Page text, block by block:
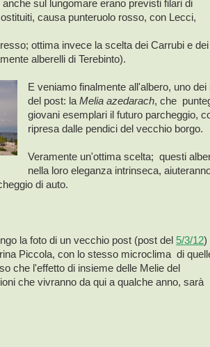
sul lungomare erano previsti filari di
causa punteruolo rosso, con Lecci,
ottima invece la scelta dei Carrubi e dei
alberelli di Terebinto).
E veniamo finalmente all'albero, uno
del post: laMelia azedarach, che
giovani esemplari il futuro parcheggio,
ripresa dalle pendici del vecchio borgo.
Veramente un'ottima scelta; questi
nella loro eleganza intrinseca,
di auto.
la foto di un vecchio post (post del 5/3/12)
Piccola, con lo stesso microclima di
che l'effetto di insieme delle Melie del
che vivranno da qui a qualche anno, sarà